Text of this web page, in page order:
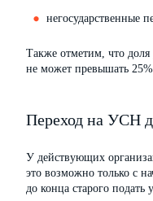
негосударственные
Также отметим, что
не может превышать
Переход на УСН
У действующих
это возможно только с
до конца старого подать